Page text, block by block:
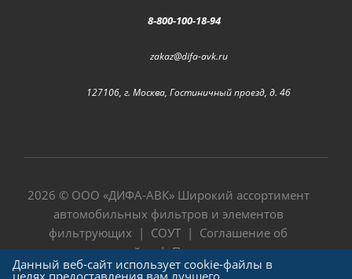
8-800-100-18-94
zakaz@difa-avk.ru
127106, г. Москва, Гостиничный проезд, д. 4б
2026 © ООО «ДИФА-АВК» Широкий ассортимент
автомобильных фильтров и элементов
фильтрующих | СОУТ | Соглашение об
использовании сайта|Политика в отношении
обработки персональных данных
Данный веб-сайт использует cookie-файлы в
целях предоставления вам лучшего